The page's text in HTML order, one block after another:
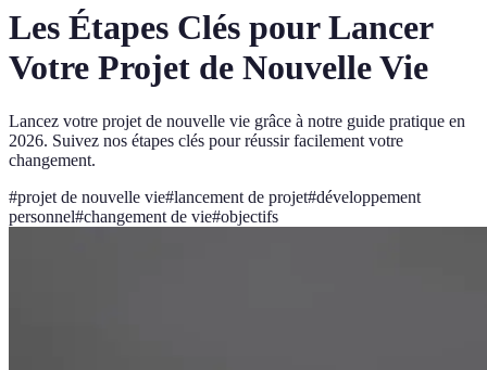
Les Étapes Clés pour Lancer
Votre Projet de Nouvelle Vie
Lancez votre projet de nouvelle vie grâce à notre guide pratique en
2026. Suivez nos étapes clés pour réussir facilement votre
changement.
#projet de nouvelle vie#lancement de projet#développement
personnel#changement de vie#objectifs